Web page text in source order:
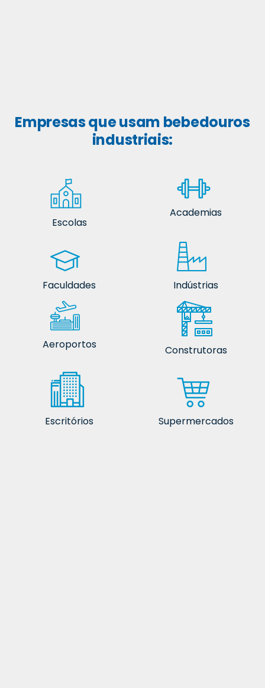
Empresas que usam bebedouros
industriais:
Escolas
Faculdades
Academias
Indústrias
Aeroportos
Escritórios
Construtoras
Supermercados